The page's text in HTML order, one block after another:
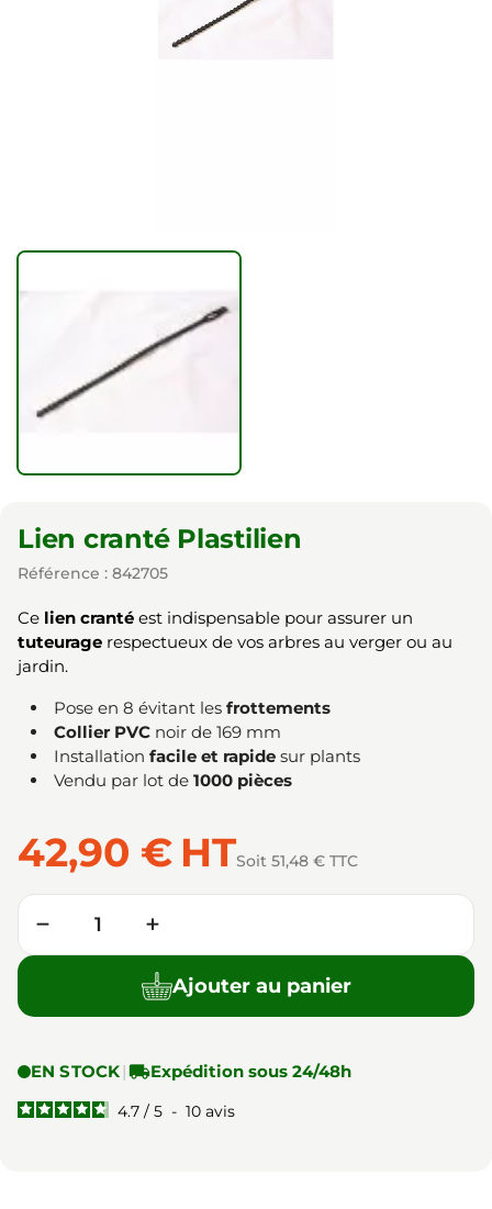
Lien cranté Plastilien
Référence : 842705
Ce lien cranté est indispensable pour assurer un
tuteurage respectueux de vos arbres au verger ou au
jardin.
Pose en 8 évitant les frottements
Collier PVC noir de 169 mm
Installation facile et rapide sur plants
Vendu par lot de 1000 pièces
42,90 € HTSoit 51,48 € TTC
Quantité
− +
Ajouter au panier
EN STOCK |Expédition sous 24/48h
4.7 / 5 - 10 avis